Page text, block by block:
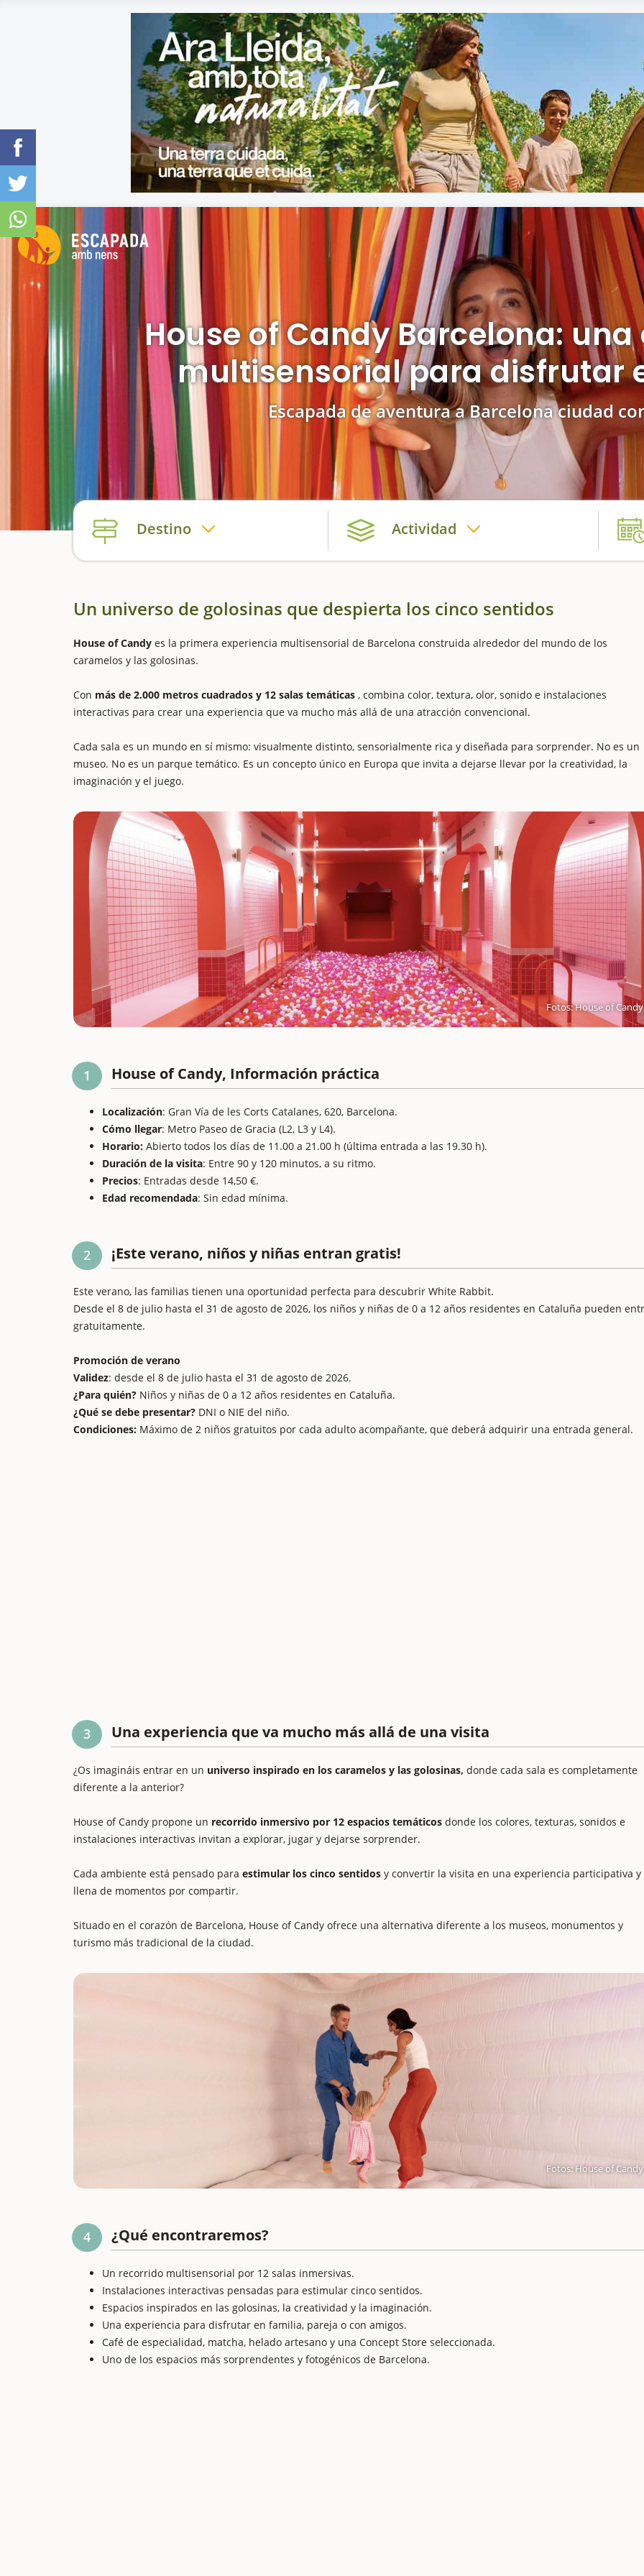
House of Candy Barcelona:
multisensorial para disfrutar
Escapada de aventura a Barcelona ciudad
Destino Actividad
Un universo de golosinas que despierta los cinco sentidos
House of Candy es la primera experiencia multisensorial de Barcelona construida alrededor del mundo de los
caramelos y las golosinas.
Con más de 2.000 metros cuadrados y 12 salas temáticas , combina color, textura, olor, sonido e instalaciones
interactivas para crear una experiencia que va mucho más allá de una atracción convencional.
Cada sala es un mundo en sí mismo: visualmente distinto, sensorialmente rica y diseñada para sorprender. No es un
museo. No es un parque temático. Es un concepto único en Europa que invita a dejarse llevar por la creatividad, la
imaginación y el juego.
Fotos: House of Candy
1 House of Candy, Información práctica
Localización: Gran Vía de les Corts Catalanes, 620, Barcelona.
Cómo llegar: Metro Paseo de Gracia (L2, L3 y L4).
Horario: Abierto todos los días de 11.00 a 21.00 h (última entrada a las 19.30 h).
Duración de la visita: Entre 90 y 120 minutos, a su ritmo.
Precios: Entradas desde 14,50 €.
Edad recomendada: Sin edad mínima.
2 ¡Este verano, niños y niñas entran gratis!
Este verano, las familias tienen una oportunidad perfecta para descubrir White Rabbit.
Desde el 8 de julio hasta el 31 de agosto de 2026, los niños y niñas de 0 a 12 años residentes en Cataluña pueden
gratuitamente.
Promoción de verano
Validez: desde el 8 de julio hasta el 31 de agosto de 2026.
¿Para quién? Niños y niñas de 0 a 12 años residentes en Cataluña.
¿Qué se debe presentar? DNI o NIE del niño.
Condiciones: Máximo de 2 niños gratuitos por cada adulto acompañante, que deberá adquirir una entrada general.
3 Una experiencia que va mucho más allá de una visita
¿Os imagináis entrar en un universo inspirado en los caramelos y las golosinas, donde cada sala es completamente
diferente a la anterior?
House of Candy propone un recorrido inmersivo por 12 espacios temáticos donde los colores, texturas, sonidos e
instalaciones interactivas invitan a explorar, jugar y dejarse sorprender.
Cada ambiente está pensado para estimular los cinco sentidos y convertir la visita en una experiencia participativa y
llena de momentos por compartir.
Situado en el corazón de Barcelona, House of Candy ofrece una alternativa diferente a los museos, monumentos y
turismo más tradicional de la ciudad.
Fotos: House of Candy
4 ¿Qué encontraremos?
Un recorrido multisensorial por 12 salas inmersivas.
Instalaciones interactivas pensadas para estimular cinco sentidos.
Espacios inspirados en las golosinas, la creatividad y la imaginación.
Una experiencia para disfrutar en familia, pareja o con amigos.
Café de especialidad, matcha, helado artesano y una Concept Store seleccionada.
Uno de los espacios más sorprendentes y fotogénicos de Barcelona.